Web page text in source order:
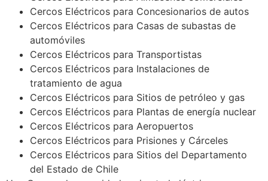
Cercos Eléctricos para Concesionarios de autos
Cercos Eléctricos para Casas de subastas de
automóviles
Cercos Eléctricos para Transportistas
Cercos Eléctricos para Instalaciones de
tratamiento de agua
Cercos Eléctricos para Sitios de petróleo y gas
Cercos Eléctricos para Plantas de energía nuclear
Cercos Eléctricos para Aeropuertos
Cercos Eléctricos para Prisiones y Cárceles
Cercos Eléctricos para Sitios del Departamento
del Estado de Chile